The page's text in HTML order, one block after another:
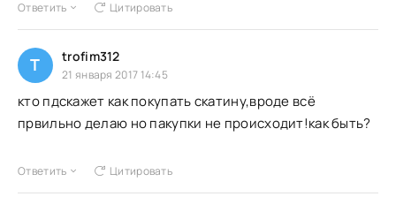
Ответить Цитировать
T trofim312
21 января 2017 14:45
кто пдскажет как покупать скатину,вроде всё
првильно делаю но пакупки не происходит!как быть?
Ответить Цитировать